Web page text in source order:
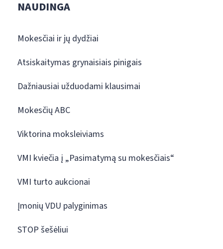
NAUDINGA
Mokesčiai ir jų dydžiai
Atsiskaitymas grynaisiais pinigais
Dažniausiai užduodami klausimai
Mokesčių ABC
Viktorina moksleiviams
VMI kviečia į „Pasimatymą su mokesčiais“
VMI turto aukcionai
Įmonių VDU palyginimas
STOP šešėliui